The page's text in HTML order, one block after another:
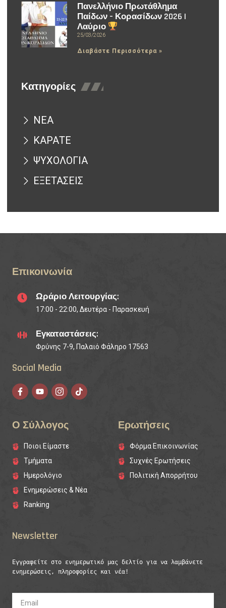
Πανελλήνιο Πρωτάθλημα
Παίδων – Κορασίδων 2026 |
Λαύριο
25/03/2026
Διαβάστε Περισσότερα »
Κατηγορίες
ΝΕΑ
ΚΑΡΑΤΕ
ΨΥΧΟΛΟΓΙΑ
ΕΞΕΤΑΣΕΙΣ
Επικοινωνία
Ωράριο Λειτουργίας:
17:00 - 22:00, Δευτέρα - Παρασκευή
Εγκαταστάσεις:
Φρύνης 7-9, Παλαιό Φάληρο 17563
Social Media
Ο Σύλλογος
Ποιοι Είμαστε
Τμήματα
Ημερολόγιο
Ενημερώσεις & Νέα
Ranking
Ερωτήσεις
Φόρμα Επικοινωνίας
Συχνές Ερωτήσεις
Πολιτική Απορρήτου
Newsletter
Εγγραφείτε στο ενημερωτικό μας δελτίο για να λαμβάνετε
ενημερώσεις, πληροφορίες και νέα!